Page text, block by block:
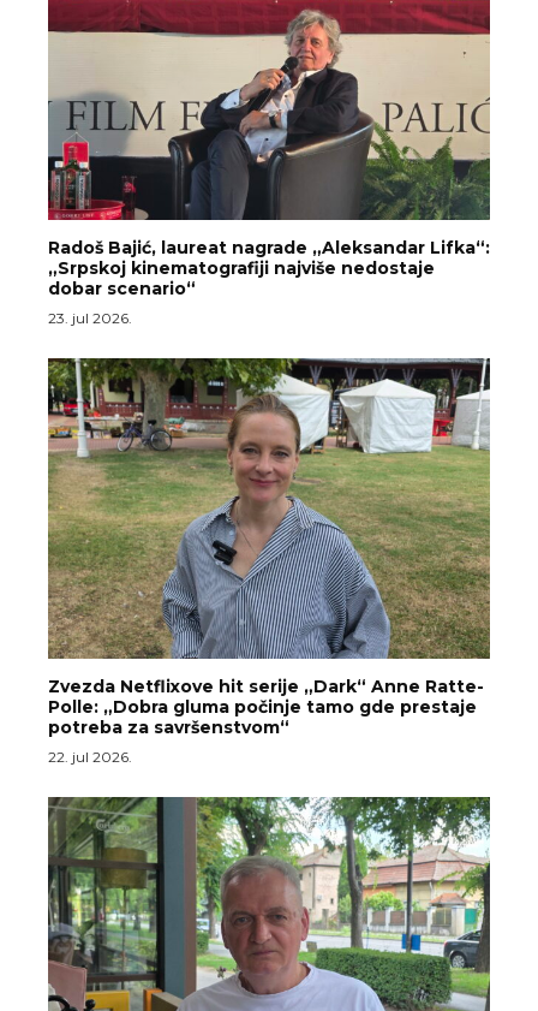
Radoš Bajić, laureat nagrade „Aleksandar Lifka“:
„Srpskoj kinematografiji najviše nedostaje
dobar scenario“
23. jul 2026.
Zvezda Netflixove hit serije „Dark“ Anne Ratte-
Polle: „Dobra gluma počinje tamo gde prestaje
potreba za savršenstvom“
22. jul 2026.